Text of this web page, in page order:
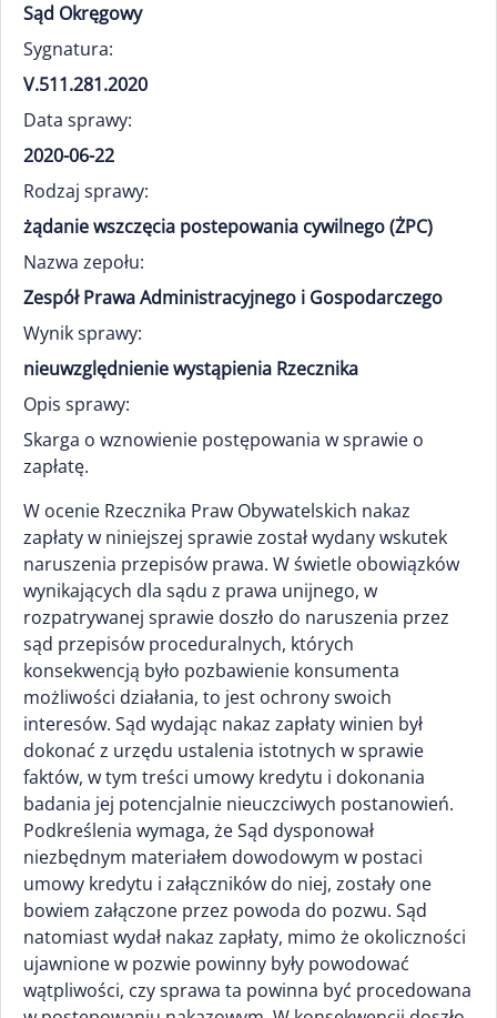
Sąd Okręgowy
Sygnatura:
V.511.281.2020
Data sprawy:
2020-06-22
Rodzaj sprawy:
żądanie wszczęcia postepowania cywilnego (ŻPC)
Nazwa zepołu:
Zespół Prawa Administracyjnego i Gospodarczego
Wynik sprawy:
nieuwzględnienie wystąpienia Rzecznika
Opis sprawy:
Skarga o wznowienie postępowania w sprawie o
zapłatę.
W ocenie Rzecznika Praw Obywatelskich nakaz
zapłaty w niniejszej sprawie został wydany wskutek
naruszenia przepisów prawa. W świetle obowiązków
wynikających dla sądu z prawa unijnego, w
rozpatrywanej sprawie doszło do naruszenia przez
sąd przepisów proceduralnych, których
konsekwencją było pozbawienie konsumenta
możliwości działania, to jest ochrony swoich
interesów. Sąd wydając nakaz zapłaty winien był
dokonać z urzędu ustalenia istotnych w sprawie
faktów, w tym treści umowy kredytu i dokonania
badania jej potencjalnie nieuczciwych postanowień.
Podkreślenia wymaga, że Sąd dysponował
niezbędnym materiałem dowodowym w postaci
umowy kredytu i załączników do niej, zostały one
bowiem załączone przez powoda do pozwu. Sąd
natomiast wydał nakaz zapłaty, mimo że okoliczności
ujawnione w pozwie powinny były powodować
wątpliwości, czy sprawa ta powinna być procedowana